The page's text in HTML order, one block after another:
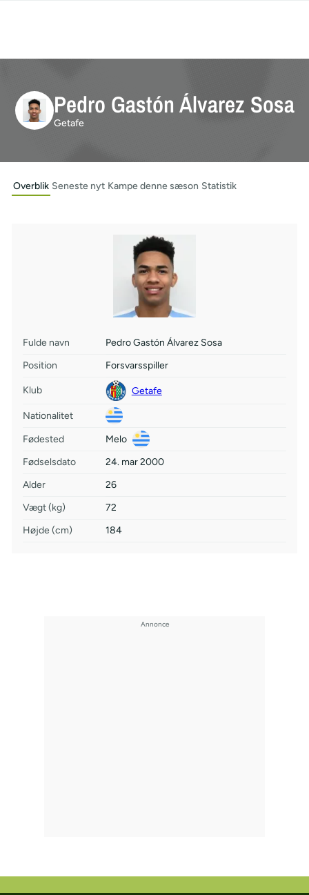
Pedro Gastón Álvarez Sosa
Getafe
Overblik Seneste nyt Kampe denne sæson Statistik
Fulde navn
Pedro Gastón Álvarez Sosa
Position
Forsvarsspiller
Klub Getafe
Nationalitet
Fødested
Melo
Fødselsdato
24. mar 2000
Alder
26
Vægt (kg)
72
Højde (cm)
184